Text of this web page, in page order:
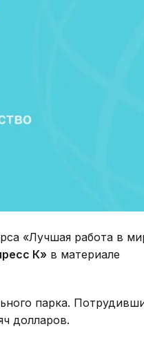
«Лучшая работа в
К» в материале
парка.
долларов.